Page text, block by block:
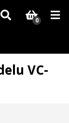
nejsou skladem,
0
VC-